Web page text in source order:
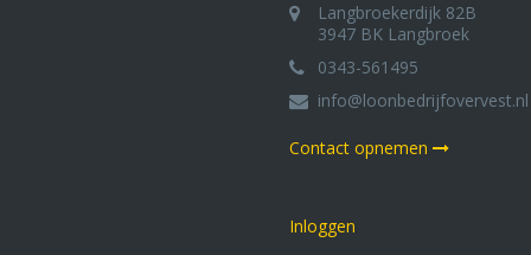
Langbroekerdijk 82B
3947 BK Langbroek
0343-561495
info@loonbedrijfovervest.nl
Contact opnemen
Inloggen